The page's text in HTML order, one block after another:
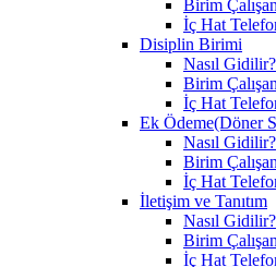
Birim
İç Hat
Disiplin Birimi
Nasıl Gidilir?
Birim
İç Hat
Ek Ödeme(Döner
Nasıl Gidilir?
Birim
İç Hat
İletişim ve Tanıtım
Nasıl Gidilir?
Birim
İç Hat